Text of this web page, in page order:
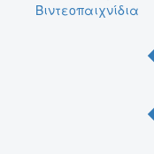
Βιντεοπαιχνίδια